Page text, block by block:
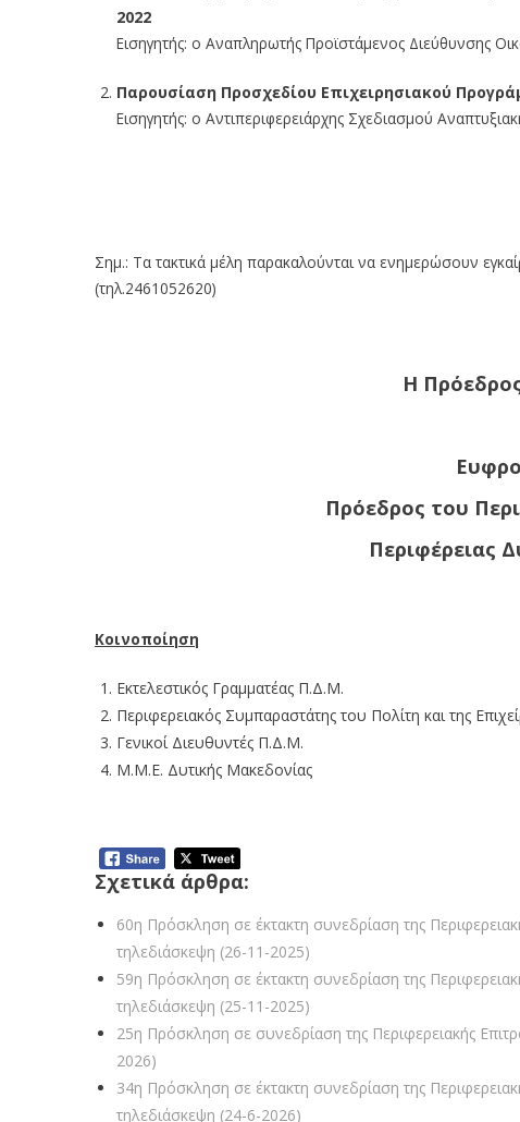
2022
Εισηγητής: ο Αναπληρωτής Προϊστάμενος Διεύθυνσης
Παρουσίαση Προσχεδίου Επιχειρησιακού
Εισηγητής: ο Αντιπεριφερειάρχης Σχεδιασμού
Σημ.: Τα τακτικά μέλη παρακαλούνται να ενημερώσουν
(τηλ.2461052620)
Η
Πρόεδρος του
Περιφέρειας
Κοινοποίηση
Εκτελεστικός Γραμματέας Π.Δ.Μ.
Περιφερειακός Συμπαραστάτης του Πολίτη και της
Γενικοί Διευθυντές Π.Δ.Μ.
Μ.Μ.Ε. Δυτικής Μακεδονίας
Σχετικά άρθρα:
60η Πρόσκληση σε έκτακτη συνεδρίαση της
τηλεδιάσκεψη (26-11-2025)
59η Πρόσκληση σε έκτακτη συνεδρίαση της
τηλεδιάσκεψη (25-11-2025)
25η Πρόσκληση σε συνεδρίαση της Περιφερειακής
2026)
34η Πρόσκληση σε έκτακτη συνεδρίαση της
τηλεδιάσκεψη (24-6-2026)